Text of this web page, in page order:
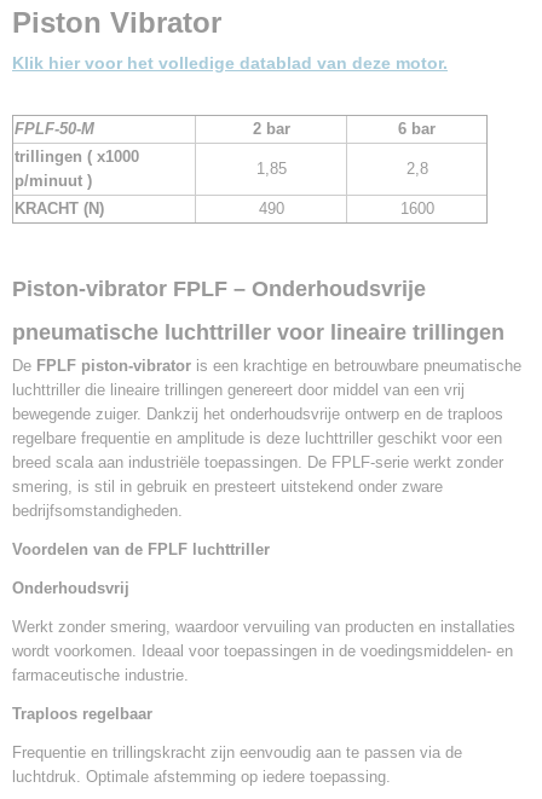
1850 per minuut
Aantal Trillingen 6 bar
490 N.
Kracht 6 bar
1600 N.
Luchtverbruik 2 bar
190 l/min.
eigen gewicht
3,05 Kg.
Piston Vibrator
Klik hier voor het volledige datablad van deze motor.
FPLF-50-M 2 bar
6 bar
trillingen ( x1000
p/minuut )
1,85 2,8
KRACHT (N) 490 1600
Piston-vibrator FPLF – Onderhoudsvrije
pneumatische luchttriller voor lineaire trillingen
De FPLF piston-vibrator is een krachtige en betrouwbare pneumatische
luchttriller die lineaire trillingen genereert door middel van een vrij
bewegende zuiger. Dankzij het onderhoudsvrije ontwerp en de traploos
regelbare frequentie en amplitude is deze luchttriller geschikt voor een
breed scala aan industriële toepassingen. De FPLF-serie werkt zonder
smering, is stil in gebruik en presteert uitstekend onder zware
bedrijfsomstandigheden.
Voordelen van de FPLF luchttriller
Onderhoudsvrij
Werkt zonder smering, waardoor vervuiling van producten en installaties
wordt voorkomen. Ideaal voor toepassingen in de voedingsmiddelen- en
farmaceutische industrie.
Traploos regelbaar
Frequentie en trillingskracht zijn eenvoudig aan te passen via de
luchtdruk. Optimale afstemming op iedere toepassing.